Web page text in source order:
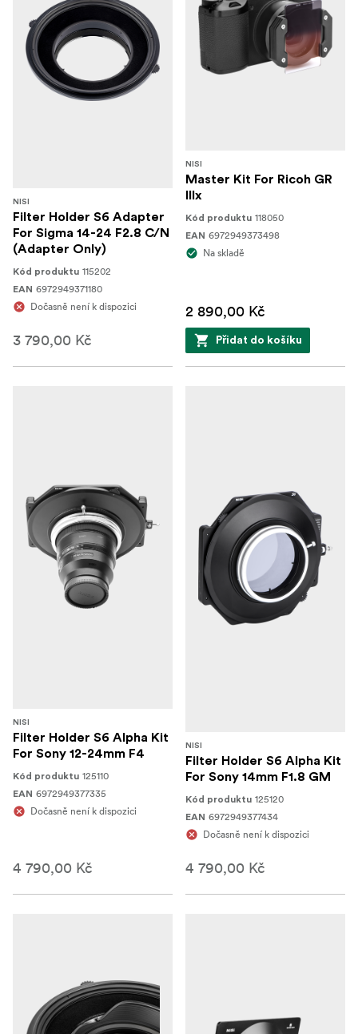
NISI
Filter Holder S6 Adapter
For Sigma 14-24 F2.8 C/N
(Adapter Only)
Kód produktu 115202
EAN 6972949371180
Dočasně není k dispozici
3 790,00 Kč
NISI
Master Kit For Ricoh GR
IIIx
Kód produktu 118050
EAN 6972949373498
Na skladě
2 890,00 Kč
Přidat do košíku
NISI
Filter Holder S6 Alpha Kit
For Sony 12-24mm F4
Kód produktu 125110
EAN 6972949377335
Dočasně není k dispozici
4 790,00 Kč
NISI
Filter Holder S6 Alpha Kit
For Sony 14mm F1.8 GM
Kód produktu 125120
EAN 6972949377434
Dočasně není k dispozici
4 790,00 Kč